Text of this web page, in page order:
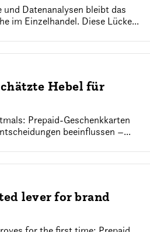
Datenanalysen bleibt das
im Einzelhandel. Diese Lücke...
Hebel für
Prepaid-Geschenkkarten
beeinflussen –...
lever for brand